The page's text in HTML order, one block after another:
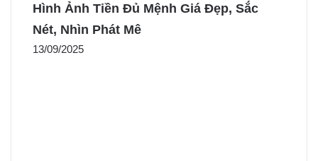
Hình Ảnh Tiền Đủ Mệnh Giá Đẹp, Sắc
Nét, Nhìn Phát Mê
13/09/2025